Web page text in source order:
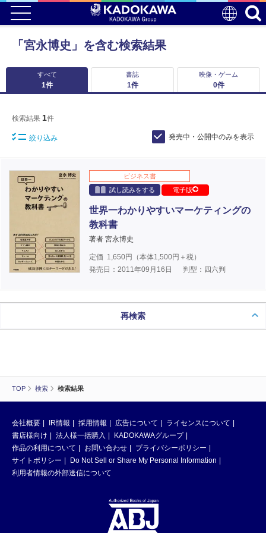
TOP 検索 検索結果
「宮永博史」を含む検索結果
すべて
1件
書誌
1件
映像・ゲーム
0件
検索結果 1件
絞り込み 発売中・公開中のみを表示
ビジネス書
試し読みをする
電子版
世界一わかりやすいマーケティングの
教科書
著者 宮永博史
定価 1,650円（本体1,500円＋税）
発売日：2011年09月16日
判型：四六判
再検索
会社概要 IR情報 採用情報 広告について
ライセンスについて
書店様向け
法人様一括購入
KADOKAWAグループ
作品の利用について
お問い合わせ
プライバシーポリシー
サイトポリシー
Do Not Sell or Share My Personal Information
利用者情報の外部送信について